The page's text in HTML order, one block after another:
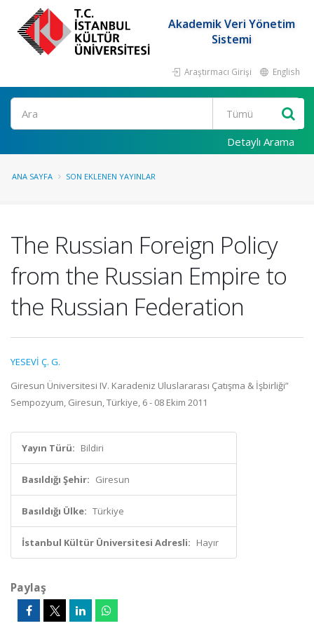
Akademik Veri Yönetim
Sistemi
Araştırmacı Girişi English
Ara
Detaylı Arama
ANA SAYFA SON EKLENEN YAYINLAR
The Russian Foreign Policy
from the Russian Empire to
the Russian Federation
YESEVİ Ç. G.
Giresun Üniversitesi IV. Karadeniz Uluslararası Çatışma & İşbirliği”
Sempozyum, Giresun, Türkiye, 6 - 08 Ekim 2011
Yayın Türü: Bildiri
Basıldığı Şehir: Giresun
Basıldığı Ülke: Türkiye
İstanbul Kültür Üniversitesi Adresli: Hayır
Paylaş